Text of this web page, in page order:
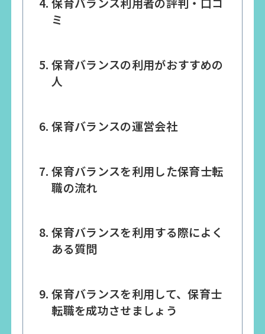
ミ
保育バランスの利用がおすすめの
人
保育バランスの運営会社
保育バランスを利用した保育士転
職の流れ
保育バランスを利用する際によく
ある質問
保育バランスを利用して、保育士
転職を成功させましょう